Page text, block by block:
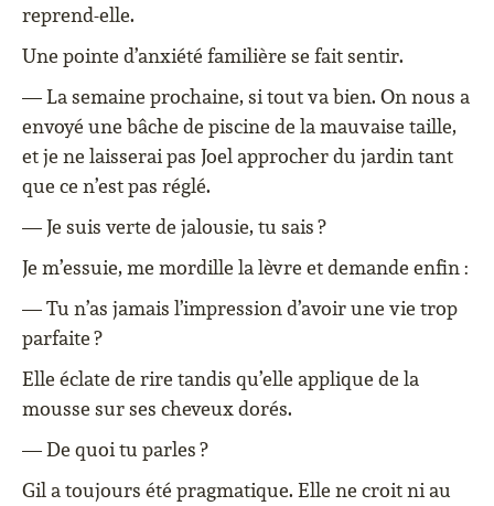
reprend-elle.
Une pointe d’anxiété familière se fait sentir.
— La semaine prochaine, si tout va bien. On nous a
envoyé une bâche de piscine de la mauvaise taille,
et je ne laisserai pas Joel approcher du jardin tant
que ce n’est pas réglé.
— Je suis verte de jalousie, tu sais ?
Je m’essuie, me mordille la lèvre et demande enfin :
— Tu n’as jamais l’impression d’avoir une vie trop
parfaite ?
Elle éclate de rire tandis qu’elle applique de la
mousse sur ses cheveux dorés.
— De quoi tu parles ?
Gil a toujours été pragmatique. Elle ne croit ni au